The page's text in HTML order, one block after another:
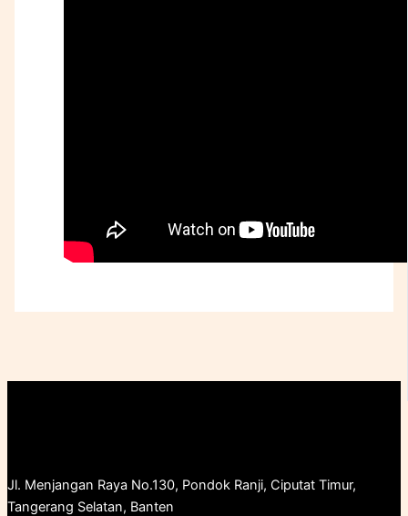
Jl. Menjangan Raya No.130, Pondok Ranji, Ciputat Timur,
Tangerang Selatan, Banten